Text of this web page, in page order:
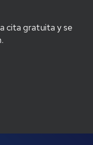
cita gratuita y se